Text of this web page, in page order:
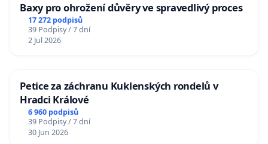
Baxy pro ohrožení důvěry ve spravedlivý proces
17 272 podpisů
39 Podpisy / 7 dní
2 Jul 2026
Petice za záchranu Kuklenských rondelů v
Hradci Králové
6 960 podpisů
39 Podpisy / 7 dní
30 Jun 2026